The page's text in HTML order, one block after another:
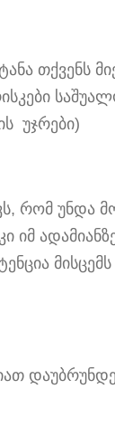
თქვენს
უჯრები)
რომ უნდა
იმ